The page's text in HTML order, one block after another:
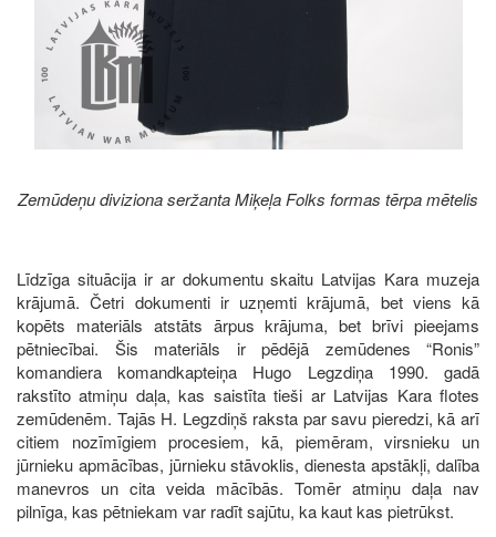
Zemūdeņu diviziona seržanta Miķeļa Folks formas tērpa mētelis
Līdzīga situācija ir ar dokumentu skaitu Latvijas Kara muzeja
krājumā. Četri dokumenti ir uzņemti krājumā, bet viens kā
kopēts materiāls atstāts ārpus krājuma, bet brīvi pieejams
pētniecībai. Šis materiāls ir pēdējā zemūdenes “Ronis”
komandiera komandkapteiņa Hugo Legzdiņa 1990. gadā
rakstīto atmiņu daļa, kas saistīta tieši ar Latvijas Kara flotes
zemūdenēm. Tajās H. Legzdiņš raksta par savu pieredzi, kā arī
citiem nozīmīgiem procesiem, kā, piemēram, virsnieku un
jūrnieku apmācības, jūrnieku stāvoklis, dienesta apstākļi, dalība
manevros un cita veida mācībās. Tomēr atmiņu daļa nav
pilnīga, kas pētniekam var radīt sajūtu, ka kaut kas pietrūkst.